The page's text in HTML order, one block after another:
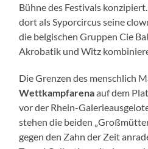
Bühne des Festivals
dort als Syporcircus seine
die belgischen Gruppen Cie
Akrobatik und Witz
Die Grenzen des menschlich
Wettkampfarenaauf dem
vor der Rhein-
stehen die beiden
gegen den Zahn der Zeit